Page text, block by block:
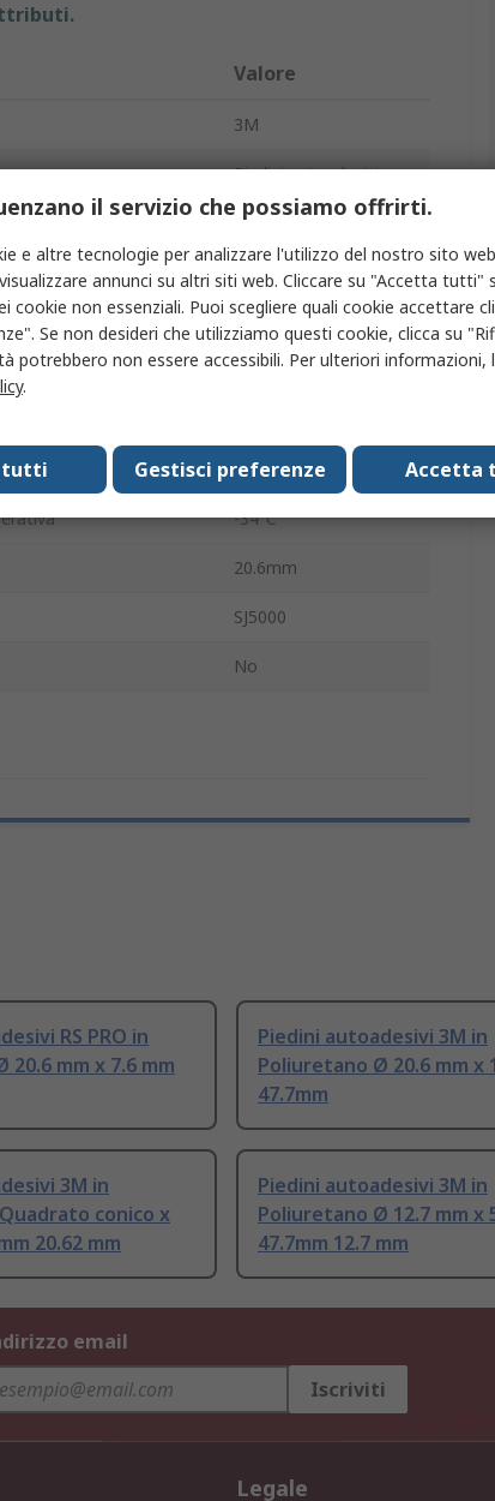
Valore
3M
Piedini autoadesivi
Quadrato conico
7.6mm
20.5mm
Poliuretano
funzionamento 66°C
-34°C
20.6mm
SJ5000
No
RS PRO in
mm x 7.6 mm
Piedini autoadesivi 3M in
Poliuretano Ø 20.6 mm x
47.7mm
3M in
conico x
20.62 mm
Piedini autoadesivi 3M in
Poliuretano Ø 12.7 mm x
47.7mm 12.7 mm
email
Iscriviti
Legale
il servizio che possiamo offrirti.
e altre tecnologie per analizzare l'utilizzo del nostro sito
annunci su altri siti web. Cliccare su "Accetta tutti"
cookie non essenziali. Puoi scegliere quali cookie accettare
Se non desideri che utilizziamo questi cookie, clicca su
potrebbero non essere accessibili. Per ulteriori informazioni,
.
Accetta
Gestisci preferenze
tutti